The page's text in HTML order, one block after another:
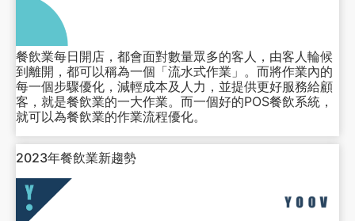
餐飲業每日開店，都會面對數量眾多的客人，由客人輪候
到離開，都可以稱為一個「流水式作業」。而將作業內的
每一個步驟優化，減輕成本及人力，並提供更好服務給顧
客，就是餐飲業的一大作業。而一個好的POS餐飲系統，
就可以為餐飲業的作業流程優化。
2023年餐飲業新趨勢